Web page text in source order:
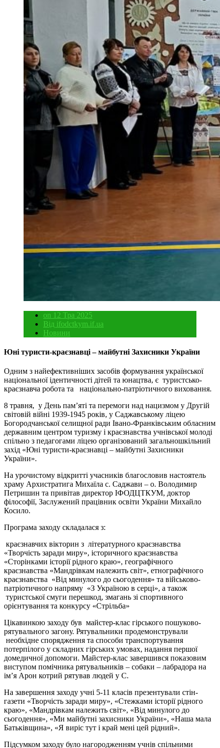
on 12 Тра 2025
Від ifodctkym.if.ua
Новини
Юні туристи-краєзнавці – майбутні Захисники України
Одним з найефективніших засобів формування української
національної ідентичності дітей та юнацтва, є туристсько-
краєзнавча робота та національно-патріотичного виховання.
8 травня, у День памʼяті та перемоги над нацизмом у Другій
світовій війні 1939-1945 років, у Саджавському ліцею
Богородчанської селищної ради Івано-Франківським обласним
державним центром туризму і краєзнавства учнівської молоді
спільно з педагогами ліцею організований загальношкільний
захід «Юні туристи-краєзнавці – майбутні Захисники
України».
На урочистому відкритті учасників благословив настоятель
храму Архистратига Михаїла с. Саджави – о. Володимир
Петришин та привітав директор ІФОДЦТКУМ, доктор
філософії, Заслужений працівник освіти України Михайло
Косило.
Програма заходу складалася з:
краєзнавчих вікторин з літературного краєзнавства
«Творчість заради миру», історичного краєзнавства
«Сторінками історії рідного краю», географічного
краєзнавства «Мандрівкам належить світ», етнографічного
краєзнавства «Від минулого до сьогодення» та військово-
патріотичного напряму «З Україною в серці», а також
туристської смуги перешкод, змагань зі спортивного
орієнтування та конкурсу «Стрільба»
Цікавинкою заходу був майстер-клас гірського пошуково-
рятувального загону. Рятувальники продемонстрували
необхідне спорядження та способи транспортування
потерпілого у складних гірських умовах, надання першої
домедичної допомоги. Майстер-клас завершився показовим
виступом помічника рятувальників – собаки – лабрадора на
ім’я Арон котрий рятував людей у С.
На завершення заходу учні 5-11 класів презентували стін-
газети «Творчість заради миру», «Стежками історії рідного
краю», «Мандрівкам належить світ», «Від минулого до
сьогодення», «Ми майбутні захисники України», «Наша мала
Батьківщина», «Я виріс тут і край мені цей рідний».
Підсумком заходу було нагородженням учнів спільними